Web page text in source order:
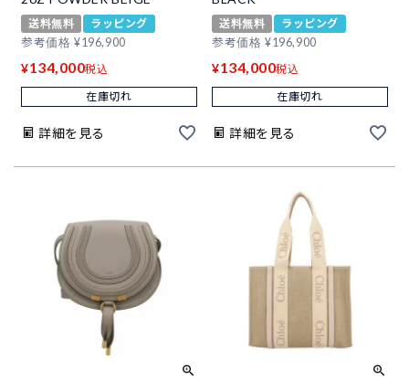
送料無料
ラッピング
参考価格 ¥196,900
¥134,000税込
在庫切れ
詳細を見る
送料無料
ラッピング
参考価格 ¥196,900
¥134,000税込
在庫切れ
詳細を見る